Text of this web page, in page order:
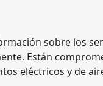
sobre los
Están
eléctricos y de